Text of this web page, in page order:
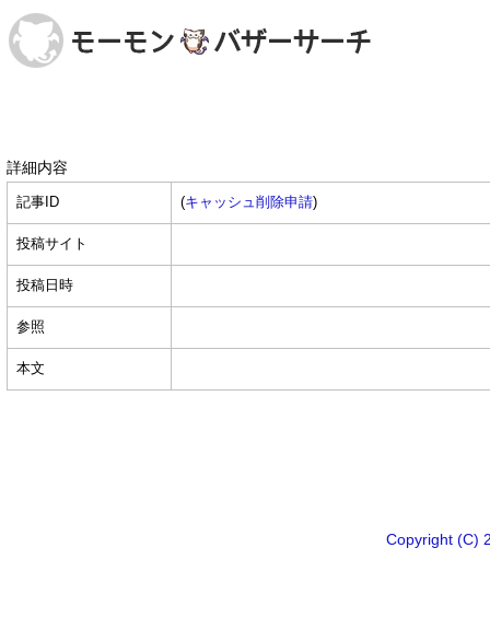
詳細内容
記事ID (キャッシュ削除申請)
投稿サイト
投稿日時
参照
本文
Copyright (C)